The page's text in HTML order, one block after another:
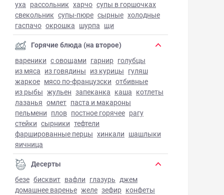
уха рассольник харчо супы в горшочках
свекольник супы-пюре сырные холодные
гаспачо окрошка шурпа щи
Горячие блюда (на второе)
вареники с овощами гарнир голубцы
из мяса из говядины из курицы гуляш
жаркое мясо по-французски отбивные
из рыбы жульен запеканка каша котлеты
лазанья омлет паста и макароны
пельмени плов постное горячее рагу
стейки сырники тефтели
фаршированные перцы хинкали шашлыки
яичница
Десерты
безе бисквит вафли глазурь джем
домашнее варенье желе зефир конфеты